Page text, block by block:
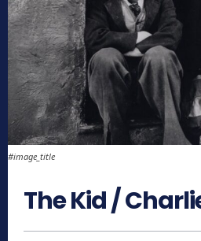
#image_title
The Kid /